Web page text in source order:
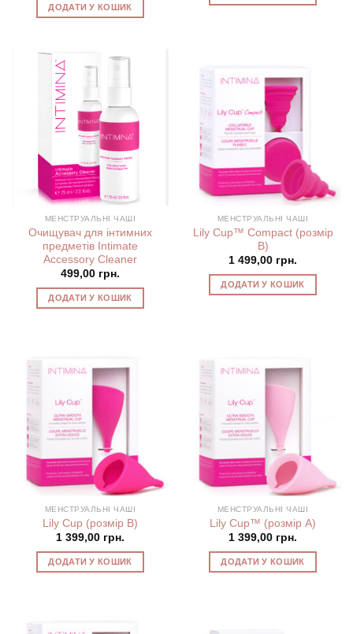
ДОДАТИ У КОШИК
МЕНСТРУАЛЬНІ ЧАШІ
Очищувач для інтимних
предметів Intimate
Accessory Cleaner
499,00 грн.
ДОДАТИ У КОШИК
МЕНСТРУАЛЬНІ ЧАШІ
Lily Cup™ Compact (розмір
B)
1 499,00 грн.
ДОДАТИ У КОШИК
МЕНСТРУАЛЬНІ ЧАШІ
Lily Cup (розмір В)
1 399,00 грн.
ДОДАТИ У КОШИК
МЕНСТРУАЛЬНІ ЧАШІ
Lily Cup™ (розмір А)
1 399,00 грн.
ДОДАТИ У КОШИК